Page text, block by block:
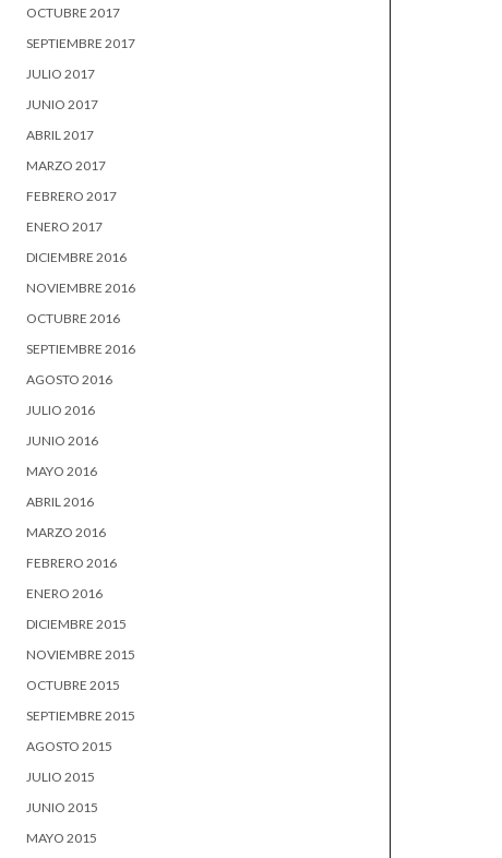
OCTUBRE 2017
SEPTIEMBRE 2017
JULIO 2017
JUNIO 2017
ABRIL 2017
MARZO 2017
FEBRERO 2017
ENERO 2017
DICIEMBRE 2016
NOVIEMBRE 2016
OCTUBRE 2016
SEPTIEMBRE 2016
AGOSTO 2016
JULIO 2016
JUNIO 2016
MAYO 2016
ABRIL 2016
MARZO 2016
FEBRERO 2016
ENERO 2016
DICIEMBRE 2015
NOVIEMBRE 2015
OCTUBRE 2015
SEPTIEMBRE 2015
AGOSTO 2015
JULIO 2015
JUNIO 2015
MAYO 2015